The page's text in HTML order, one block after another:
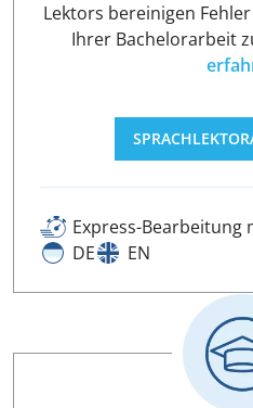
Lektors bereinigen
Ihrer Bachelorarbeit
Express-Bearbeitung
DE
EN